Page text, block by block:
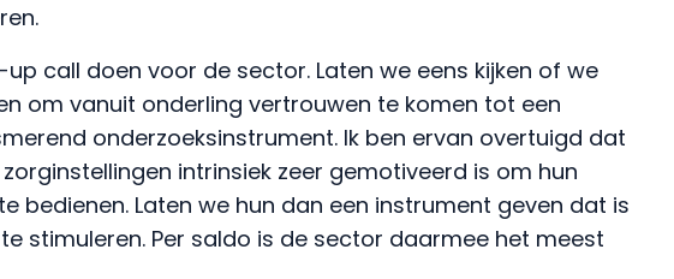
call doen voor de sector. Laten we eens kijken of we
om vanuit onderling vertrouwen te komen tot een
onderzoeksinstrument. Ik ben ervan overtuigd dat
intrinsiek zeer gemotiveerd is om hun
bedienen. Laten we hun dan een instrument geven dat is
stimuleren. Per saldo is de sector daarmee het meest